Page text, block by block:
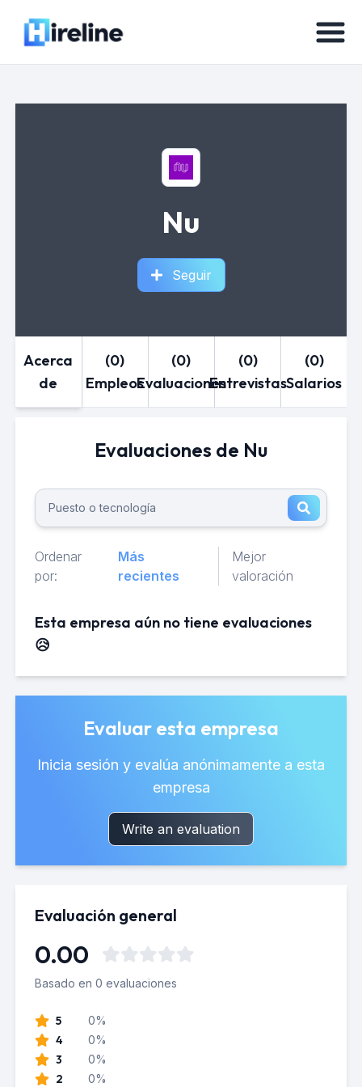
Nu
Seguir
Acerca
de
(0)
Empleos
(0)
Evaluaciones
(0)
Entrevistas
(0)
Salarios
Evaluaciones de Nu
Ordenar
por:
Más
recientes
Mejor
valoración
Esta empresa aún no tiene evaluaciones
😥
Evaluar esta empresa
Inicia sesión y evalúa anónimamente a esta
empresa
Write an evaluation
Evaluación general
0.00
Basado en 0 evaluaciones
5 0%
4 0%
3 0%
2 0%